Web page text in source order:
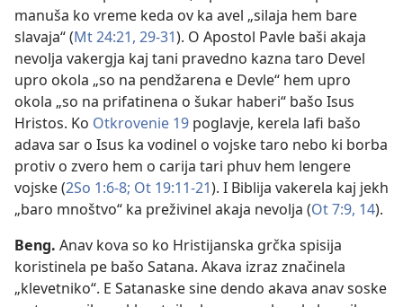
manuša ko vreme keda ov ka avel „silaja hem bare
slavaja“ (Mt 24:21, 29-31). O Apostol Pavle baši akaja
nevolja vakergja kaj tani pravedno kazna taro Devel
upro okola „so na pendžarena e Devle“ hem upro
okola „so na prifatinena o šukar haberi“ bašo Isus
Hristos. Ko Otkrovenie 19 poglavje, kerela lafi bašo
adava sar o Isus ka vodinel o vojske taro nebo ki borba
protiv o zvero hem o carija tari phuv hem lengere
vojske (2So 1:6-8; Ot 19:11-21). I Biblija vakerela kaj jekh
„baro mnoštvo“ ka preživinel akaja nevolja (Ot 7:9, 14).
Beng. Anav kova so ko Hristijanska grčka spisija
koristinela pe bašo Satana. Akava izraz značinela
„klevetniko“. E Satanaske sine dendo akava anav soske